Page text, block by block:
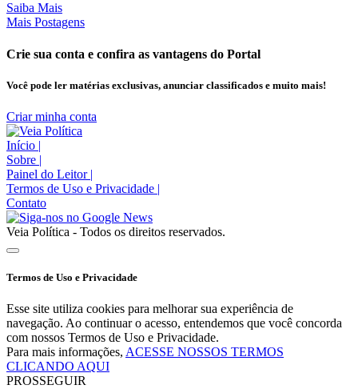
Saiba Mais
Mais Postagens
Crie sua conta e confira as vantagens do Portal
Você pode ler matérias exclusivas, anunciar classificados e muito mais!
Criar minha conta
Início |
Sobre |
Painel do Leitor |
Termos de Uso e Privacidade |
Contato
Veia Política - Todos os direitos reservados.
Termos de Uso e Privacidade
Esse site utiliza cookies para melhorar sua experiência de
navegação. Ao continuar o acesso, entendemos que você concorda
com nossos Termos de Uso e Privacidade.
Para mais informações, ACESSE NOSSOS TERMOS
CLICANDO AQUI
PROSSEGUIR